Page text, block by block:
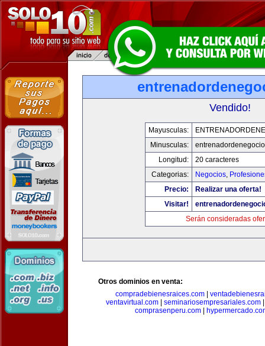
Vendido!
Mayusculas:
Minusculas:
Longitud:
20 caracteres
Categorias:
Negocios,
Precio:
Realizar una oferta!
Visitar!
Serán consideradas
Otros dominios en venta:
compradebienesraices.com
ventavirtual.com
seminariosempresariales.com
comprasenperu.com|